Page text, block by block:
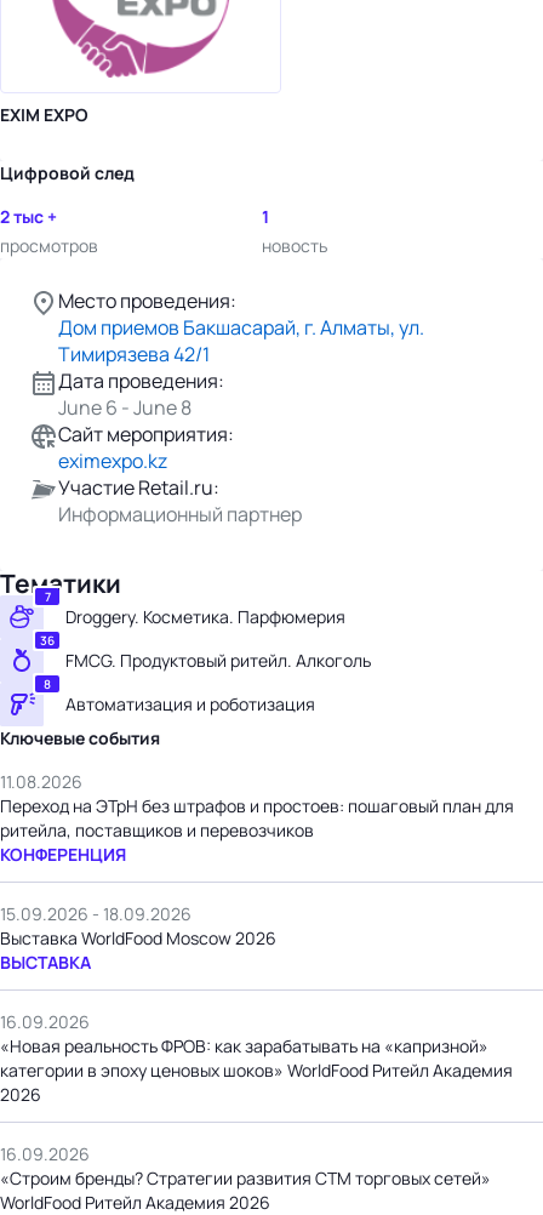
EXIM EXPO
Цифровой след
2 тыс +
просмотров
1
новость
Место проведения:
Дом приемов Бакшасарай, г. Алматы, ул.
Тимирязева 42/1
Дата проведения:
June 6 - June 8
Сайт мероприятия:
eximexpo.kz
Участие Retail.ru:
Информационный партнер
Тематики
7
Droggery. Косметика. Парфюмерия
36
FMCG. Продуктовый ритейл. Алкоголь
8
Автоматизация и роботизация
Ключевые события
11.08.2026
Переход на ЭТрН без штрафов и простоев: пошаговый план для
ритейла, поставщиков и перевозчиков
КОНФЕРЕНЦИЯ
15.09.2026 - 18.09.2026
Выставка WorldFood Moscow 2026
ВЫСТАВКА
16.09.2026
«Новая реальность ФРОВ: как зарабатывать на «капризной»
категории в эпоху ценовых шоков» WorldFood Ритейл Академия
2026
16.09.2026
«Строим бренды? Стратегии развития СТМ торговых сетей»
WorldFood Ритейл Академия 2026